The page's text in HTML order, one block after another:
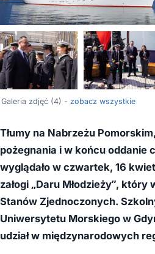
Galeria zdjęć (4) - zobacz wszystkie
Tłumy na Nabrzeżu
pożegnania i w końcu oddanie
wyglądało w czwartek, 16
załogi „Daru Młodzieży”, który
Stanów Zjednoczonych.
Uniwersytetu Morskiego w
udział w międzynarodowych